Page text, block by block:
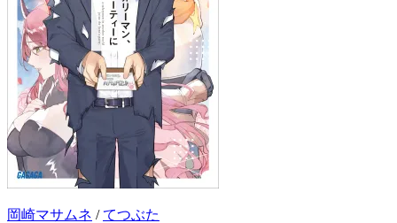
岡崎マサムネ /てつぶた